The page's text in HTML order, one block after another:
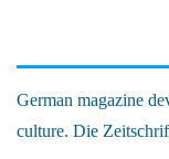
German magazine
culture. Die